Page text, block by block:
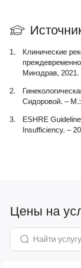
Клинические
Минздрав, 2021.
Сидоровой. –
ESHRE
Insufficiency. –
Цены на